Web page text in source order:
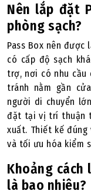
Nên lắp đặt
phòng sạch?
Pass Box nên
có cấp độ sạch
trợ, nơi có nhu cầu
tránh nằm gần
người di chuyển
đặt tại vị trí thuận
xuất. Thiết kế
và tối ưu hóa kiểm
Khoảng cách
là bao nhiêu?